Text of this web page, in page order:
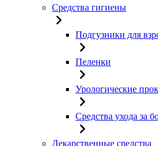
Средства гигиены
Подгузники для
Пеленки
Урологические
Средства ухода за
Лекарственные средства